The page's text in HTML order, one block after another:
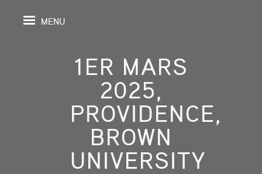
MENU
1ER MARS
2025,
PROVIDENCE,
BROWN
UNIVERSITY